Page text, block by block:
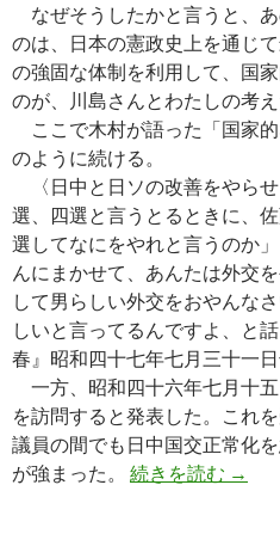
なぜそうしたかと言うと、
のは、日本の憲政史上を通じ
の強固な体制を利用して、国
のが、川島さんとわたしの考え
ここで木村が語った「国家
のように続ける。
〈日中と日ソの改善をやら
選、四選と言うとるときに、
選してなにをやれと言うのか
んにまかせて、あんたは外交
して男らしい外交をおやんな
しいと言ってるんですよ、と
春』昭和四十七年七月三十一日
一方、昭和四十六年七月十
を訪問すると発表した。これ
議員の間でも日中国交正常化
が強まった。 続きを読む 日中
→